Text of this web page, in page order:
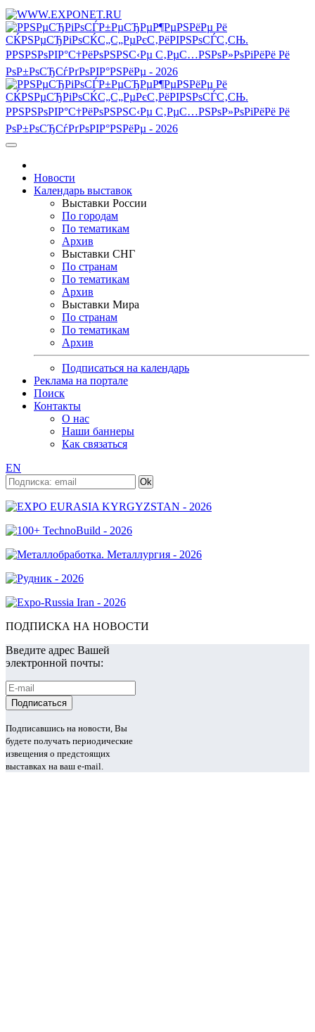
Новости
Календарь выставок
Выставки России
По городам
По тематикам
Архив
Выставки СНГ
По странам
По тематикам
Архив
Выставки Мира
По странам
По тематикам
Архив
Подписаться на календарь
Реклама на портале
Поиск
Контакты
О нас
Наши баннеры
Как связаться
EN
ПОДПИСКА НА НОВОСТИ
Введите адрес Вашей
электронной почты:
Подписавшись на новости, Вы
будете получать периодические
извещения о предстоящих
выставках на ваш e-mail.